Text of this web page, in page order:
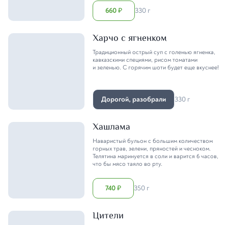
660₽ 330 г
Харчо с ягненком
Традиционный острый суп с голенью ягненка,
кавказскими специями, рисом томатами
и зеленью. С горячим шоти будет еще вкуснее!
Дорогой, разобрали 330 г
Хашлама
Наваристый бульон с большим количеством
горных трав, зелени, пряностей и чесноком.
Телятина маринуется в соли и варится 6 часов,
что бы мясо таяло во рту.
740₽ 350 г
Цители